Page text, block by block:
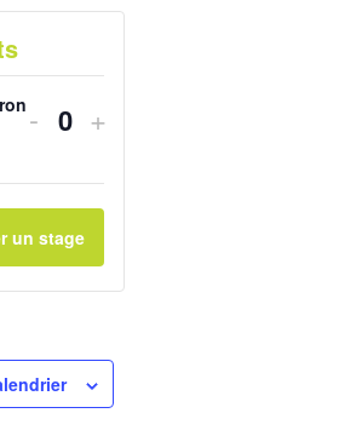
Diminuer
quantité
de
billets
Stage
pêche
- Quantité
Augmenter
quantité
billets
Stage
pêche
+
un stage